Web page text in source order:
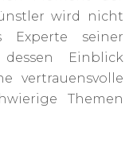
wird nicht
Experte seiner
Einblick
vertrauensvolle
Themen